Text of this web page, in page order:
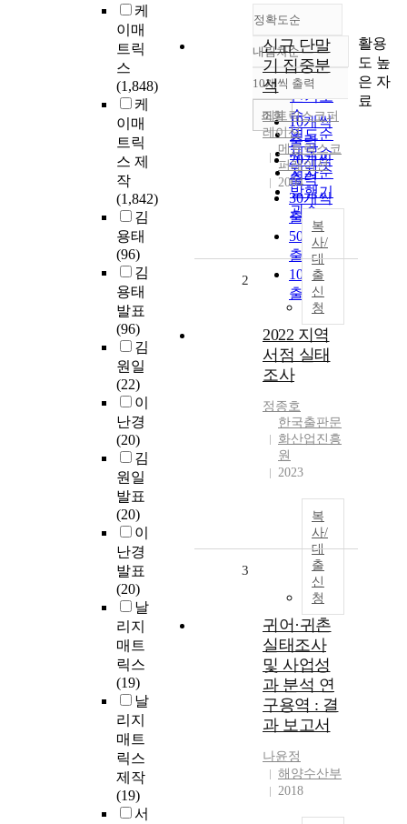
케
이매
트릭
스
(1,848)
케
이매
트릭
스 제
작
(1,842)
김
용태
(96)
김
용태
발표
(96)
김
원일
(22)
이
난경
(20)
김
원일
발표
(20)
이
난경
발표
(20)
날
리지
매트
릭스
(19)
날
리지
매트
릭스
제작
(19)
서
정확도순
정확도
순
인기도
순
연도순
제목순
저자순
발행기
관순
내림차순
내림차순
10개씩 출력
10개씩
출력
20개씩
출력
30개씩
출력
50개씩
출력
100개씩
출력
조회
신규 단말
기 집중분
석
메트릭스코퍼
레이션
메트릭스코
퍼레이션
2004
복
사/
대
출
신
청
2
2022 지역
서점 실태
조사
정종호
한국출판문
화산업진흥
원
2023
복
사/
대
출
신
청
3
귀어·귀촌
실태조사
및 사업성
과 분석 연
구용역 : 결
과 보고서
나윤정
해양수산부
2018
활용
도 높
은 자
료